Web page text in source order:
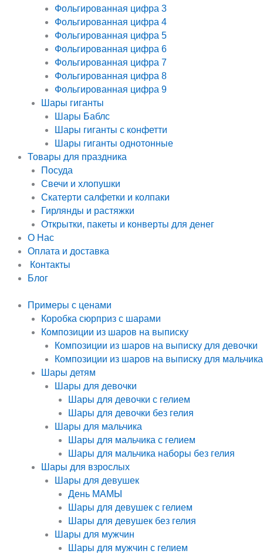
Фольгированная цифра 3
Фольгированная цифра 4
Фольгированная цифра 5
Фольгированная цифра 6
Фольгированная цифра 7
Фольгированная цифра 8
Фольгированная цифра 9
Шары гиганты
Шары Баблс
Шары гиганты с конфетти
Шары гиганты однотонные
Товары для праздника
Посуда
Свечи и хлопушки
Скатерти салфетки и колпаки
Гирлянды и растяжки
Открытки, пакеты и конверты для денег
О Нас
Оплата и доставка
Контакты
Блог
Примеры с ценами
Коробка сюрприз с шарами
Композиции из шаров на выписку
Композиции из шаров на выписку для девочки
Композиции из шаров на выписку для мальчика
Шары детям
Шары для девочки
Шары для девочки с гелием
Шары для девочки без гелия
Шары для мальчика
Шары для мальчика с гелием
Шары для мальчика наборы без гелия
Шары для взрослых
Шары для девушек
День МАМЫ
Шары для девушек с гелием
Шары для девушек без гелия
Шары для мужчин
Шары для мужчин с гелием